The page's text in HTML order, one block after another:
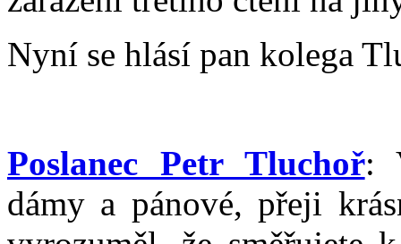
Nyní se hlásí pan kolega
Poslanec Petr Tluchoř:
dámy a pánové, přeji